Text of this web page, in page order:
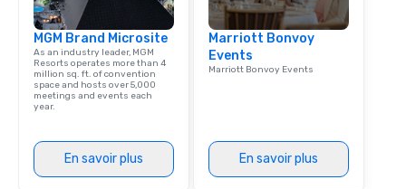
MGM Brand Microsite
As an industry leader, MGM
Resorts operates more than 4
million sq. ft. of convention
space and hosts over 5,000
meetings and events each
year.
En savoir plus
Marriott Bonvoy
Events
Marriott Bonvoy Events
En savoir plus